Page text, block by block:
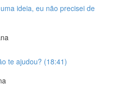
ideia, eu não precisei de
te ajudou? (18:41)